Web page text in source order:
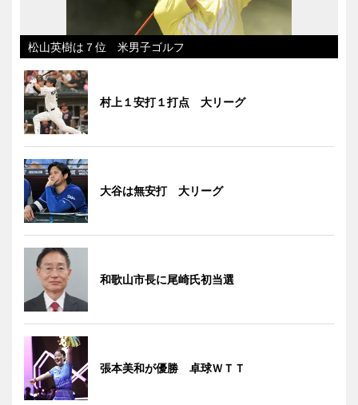
松山英樹は７位 米男子ゴルフ
村上１安打１打点 大リーグ
大谷は無安打 大リーグ
和歌山市長に尾崎氏初当選
張本美和が優勝 卓球ＷＴＴ